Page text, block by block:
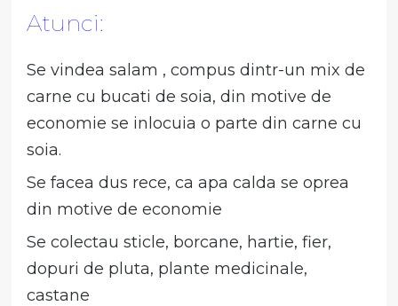
Atunci:
Se vindea salam , compus dintr-un mix de
carne cu bucati de soia, din motive de
economie se inlocuia o parte din carne cu
soia.
Se facea dus rece, ca apa calda se oprea
din motive de economie
Se colectau sticle, borcane, hartie, fier,
dopuri de pluta, plante medicinale,
castane